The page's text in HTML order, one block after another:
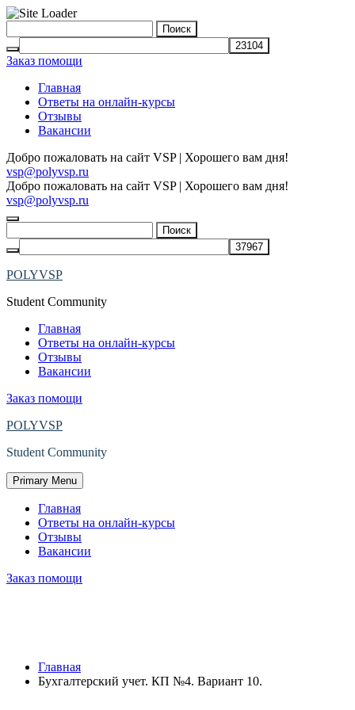
to
content
Заказ помощи
Главная
Ответы на онлайн-курсы
Отзывы
Вакансии
Добро пожаловать на сайт VSP | Хорошего вам дня!
vsp@polyvsp.ru
Добро пожаловать на сайт VSP | Хорошего вам дня!
vsp@polyvsp.ru
POLYVSP
Student Community
Главная
Ответы на онлайн-курсы
Отзывы
Вакансии
Заказ помощи
POLYVSP
Student Community
Primary Menu
Главная
Ответы на онлайн-курсы
Отзывы
Вакансии
Заказ помощи
Главная
Бухгалтерский учет. КП №4. Вариант 10.